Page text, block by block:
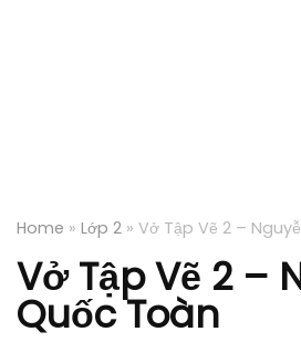
Home » Lớp 2 » Vở Tập Vẽ 2 –
Vở Tập Vẽ 2 –
Quốc Toàn